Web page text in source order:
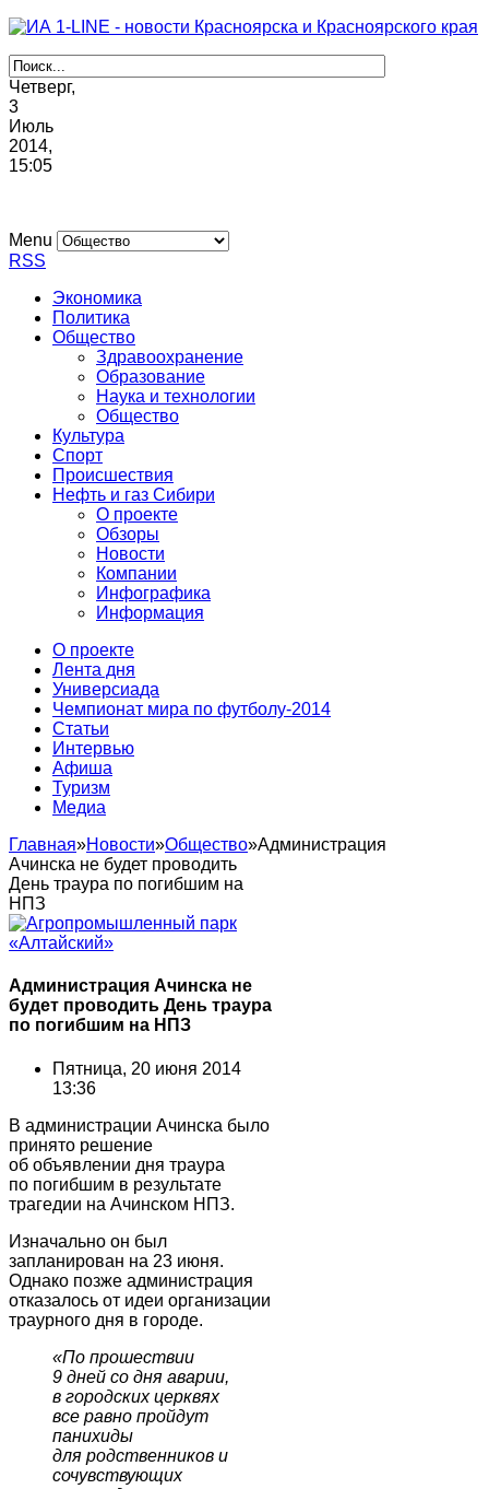
Четверг,
3
Июль
2014,
15:05
Menu
RSS
Экономика
Политика
Общество
Здравоохранение
Образование
Наука и технологии
Общество
Культура
Спорт
Происшествия
Нефть и газ Сибири
О проекте
Обзоры
Новости
Компании
Инфографика
Информация
О проекте
Лента дня
Универсиада
Чемпионат мира по футболу-2014
Статьи
Интервью
Афиша
Туризм
Медиа
Главная»Новости»Общество»Администрация
Ачинска не будет проводить
День траура по погибшим на
НПЗ
Администрация Ачинска не
будет проводить День траура
по погибшим на НПЗ
Пятница, 20 июня 2014
13:36
В администрации Ачинска было
принято решение
об объявлении дня траура
по погибшим в результате
трагедии на Ачинском НПЗ.
Изначально он был
запланирован на 23 июня.
Однако позже администрация
отказалось от идеи организации
траурного дня в городе.
«По прошествии
9 дней со дня аварии,
в городских церквях
все равно пройдут
панихиды
для родственников и
сочувствующих